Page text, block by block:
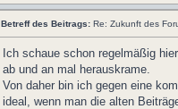
Betreff des Beitrags: Re: Zukunft des
Ich schaue schon regelmäßig
ab und an mal herauskrame.
Von daher bin ich gegen eine
ideal, wenn man die alten